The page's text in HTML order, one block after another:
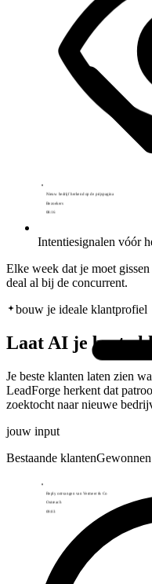
Nieuw bedrijf herkend op de prijspagina
Reply ontvangen van Vermeer & Co
Outreach
Intentiesignalen vóór
Elke week dat je moet
deal al bij de concurrent.
bouw je ideale klantprofiel
Laat AI je beste
Je beste klanten laten zien
LeadForge herkent dat
zoektocht naar nieuwe
jouw input
Bestaande klanten